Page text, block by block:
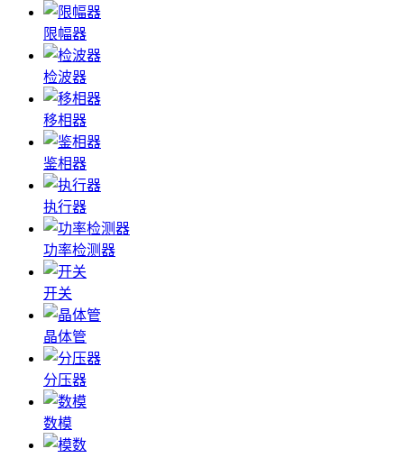
限幅器
检波器
移相器
鉴相器
执行器
功率检测器
开关
晶体管
分压器
数模